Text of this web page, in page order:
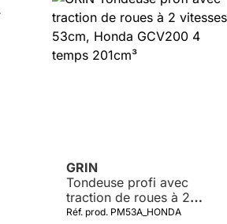
GRIN
Tondeuse profi avec
traction de roues à 2
vitesses, 53cm, Honda
Réf. prod. PM53A_HONDA